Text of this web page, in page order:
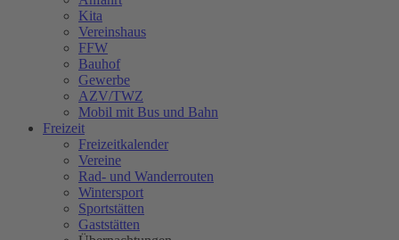
Kita
Vereinshaus
FFW
Bauhof
Gewerbe
AZV/TWZ
Mobil mit Bus und Bahn
Freizeit
Freizeitkalender
Vereine
Rad- und Wanderrouten
Wintersport
Sportstätten
Gaststätten